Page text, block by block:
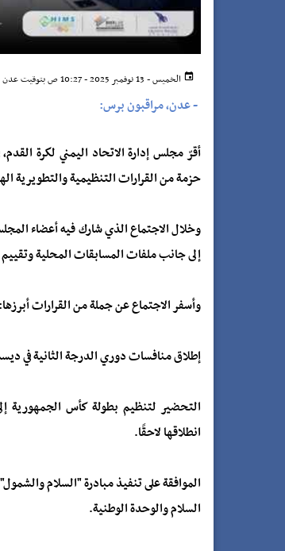
الخميس - 13 نوفمبر 2025 - 10:27 ص بتوقيت عدن
-عدن، مراقبون برس:
أقرّ مجلس إدارة الاتحاد اليمني لكرة
حزمة من القرارات التنظيمية والتطويرية
وخلال الاجتماع الذي شارك فيه أعضاء
إلى جانب ملفات المسابقات المحلية وتقييم
وأسفر الاجتماع عن جملة من القرارات أبرزها:
إطلاق منافسات دوري الدرجة الثانية في
التحضير لتنظيم بطولة كأس الجمهورية
انطلاقها لاحقًا.
الموافقة على تنفيذ مبادرة "السلام
السلام والوحدة الوطنية.